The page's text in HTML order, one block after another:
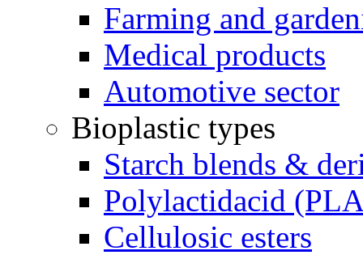
Farming and
Medical products
Automotive sector
Bioplastic types
Starch blends &
Polylactidacid
Cellulosic esters